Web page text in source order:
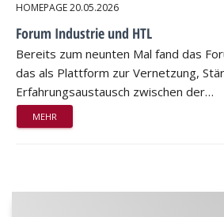
HOMEPAGE20.05.2026
Forum Industrie und HTL
Bereits zum neunten Mal fand das
das als Plattform zur Vernetzung,
Erfahrungsaustausch zwischen der…
MEHR